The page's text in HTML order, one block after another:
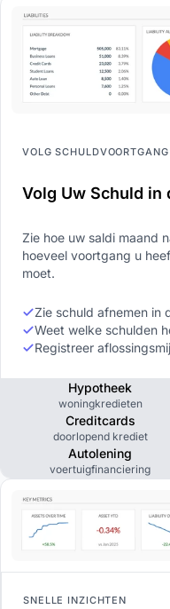
VOLG SCHULDVOORTGANG
Volg Uw Schuld in
Zie hoe uw saldi maand
hoeveel voortgang u
moet.
Zie schuld afnemen in
Weet welke schulden
Registreer
Hypotheek
woningkredieten
Creditcards
doorlopend krediet
Autolening
voertuigfinanciering
SNELLE INZICHTEN